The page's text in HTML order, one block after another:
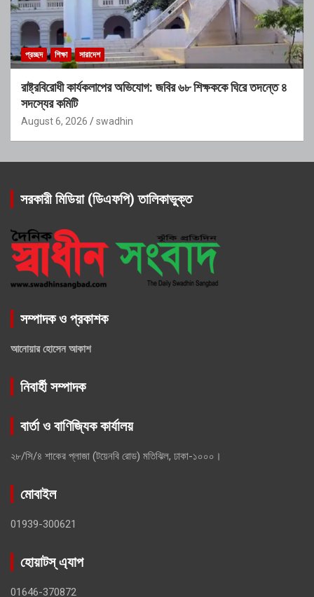
প্রচ্ছদ শিক্ষা সারাদেশ
রাষ্ট্রবিরোধী কার্যকলাপের অভিযোগ: জবির ৬৮ শিক্ষককে ঘিরে তদন্তে ৪
সদস্যের কমিটি
August 6, 2026 swadhin
সরকারী মিডিয়া (ডিএফপি) তালিকাভুক্ত
সম্পাদক ও প্রকাশক
আনোয়ার হোসেন আকাশ
নিবার্হী সম্পাদক
বার্তা ও বাণিজ্যিক কার্যালয়
২৮/সি/৪ শাকের প্লাজা (টয়েনবি রোড) মতিঝিল, ঢাকা-১০০০।
মোবাইল
01939-300621
হোয়াটস্ এ্যাপ
01646-370872